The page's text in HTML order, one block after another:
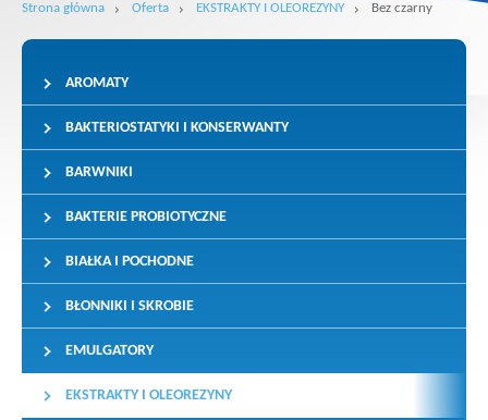
Strona główna Oferta EKSTRAKTY I OLEOREZYNY Bez czarny
AROMATY
BAKTERIOSTATYKI I KONSERWANTY
BARWNIKI
BAKTERIE PROBIOTYCZNE
BIAŁKA I POCHODNE
BŁONNIKI I SKROBIE
EMULGATORY
EKSTRAKTY I OLEOREZYNY